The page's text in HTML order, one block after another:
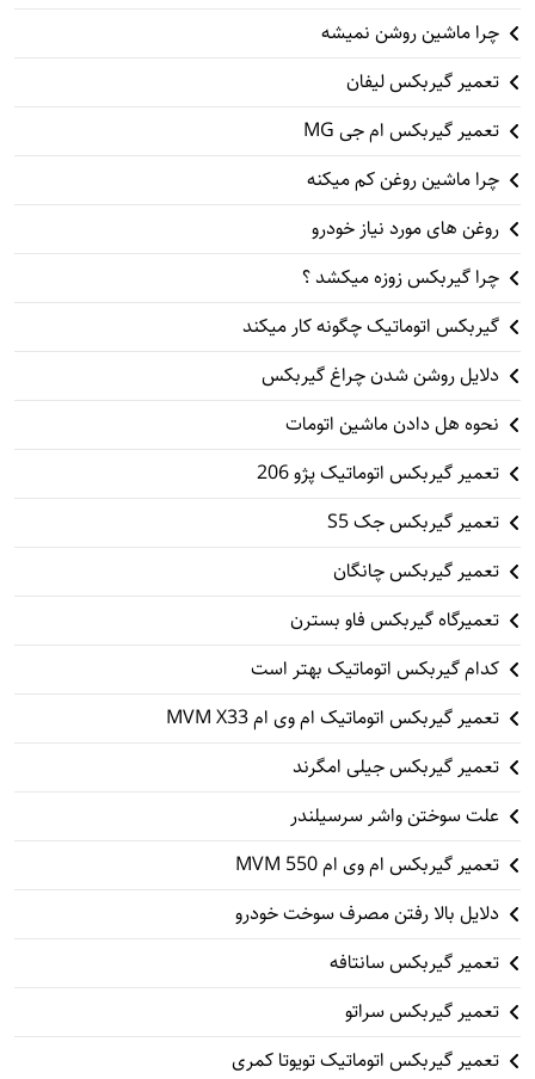
چرا ماشین روشن نمیشه
تعمیر گیربکس لیفان
تعمیر گیربکس ام جی MG
چرا ماشین روغن کم میکنه
روغن های مورد نیاز خودرو
چرا گیربکس زوزه میکشد ؟
گیربکس اتوماتیک چگونه کار میکند
دلایل روشن شدن چراغ گیربکس
نحوه هل دادن ماشین اتومات
تعمیر گیربکس اتوماتیک پژو 206
تعمیر گیربکس جک S5
تعمیر گیربکس چانگان
تعمیرگاه گیربکس فاو بسترن
کدام گیربکس اتوماتیک بهتر است
تعمیر گیربکس اتوماتیک ام وی ام MVM X33
تعمیر گیربکس جیلی امگرند
علت سوختن واشر سرسیلندر
تعمیر گیربکس ام وی ام 550 MVM
دلایل بالا رفتن مصرف سوخت خودرو
تعمیر گیربکس سانتافه
تعمیر گیربکس سراتو
تعمیر گیربکس اتوماتیک تویوتا کمری